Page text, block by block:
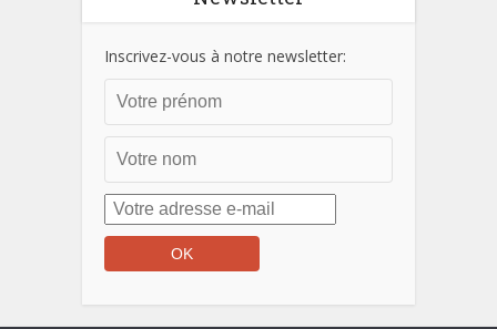
Inscrivez-vous à notre newsletter: